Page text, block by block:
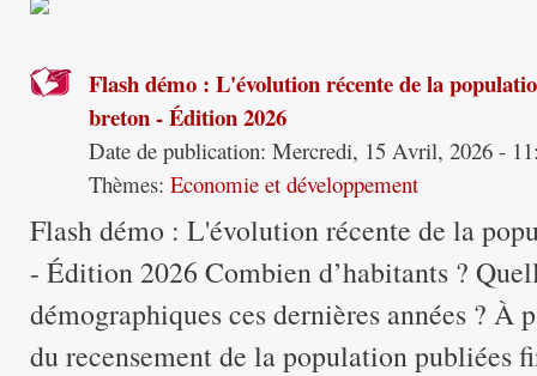
Flash démo : L'évolution récente de la
breton - Édition 2026
Date de publication:Mercredi, 15 Avril, 2026 -
Thèmes:Economie et développement
Flash démo : L'évolution récente de la
- Édition 2026 Combien d’habitants ?
démographiques ces dernières années ? À
du recensement de la population publiées